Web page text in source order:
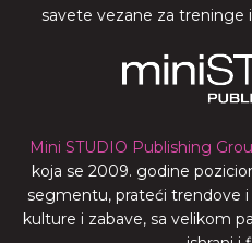
savete vezane za treninge
Mini STUDIO Publishing
koja se 2009. godine
segmentu, prateći trendove
kulture i zabave, sa velikom